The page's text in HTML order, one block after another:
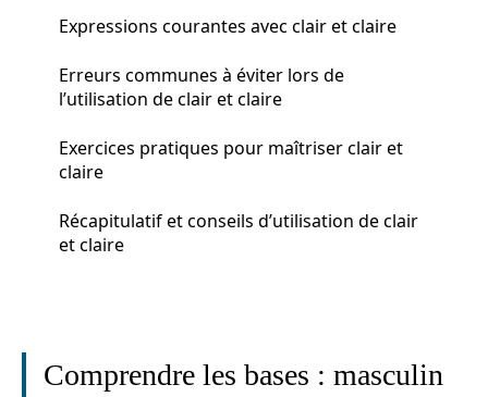
Expressions courantes avec clair et claire
Erreurs communes à éviter lors de
l’utilisation de clair et claire
Exercices pratiques pour maîtriser clair et
claire
Récapitulatif et conseils d’utilisation de clair
et claire
Comprendre les bases : masculin